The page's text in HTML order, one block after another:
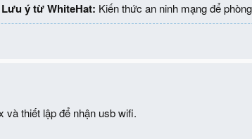
Lưu ý từ WhiteHat: Kiến thức an ninh mạng để
và thiết lập để nhận usb wifi.